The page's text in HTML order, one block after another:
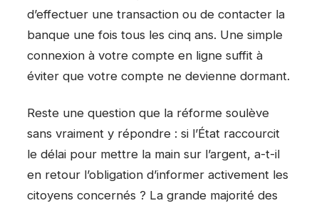
d’effectuer une transaction ou de contacter la
banque une fois tous les cinq ans. Une simple
connexion à votre compte en ligne suffit à
éviter que votre compte ne devienne dormant.
Reste une question que la réforme soulève
sans vraiment y répondre : si l’État raccourcit
le délai pour mettre la main sur l’argent, a-t-il
en retour l’obligation d’informer activement les
citoyens concernés ? La grande majorité des